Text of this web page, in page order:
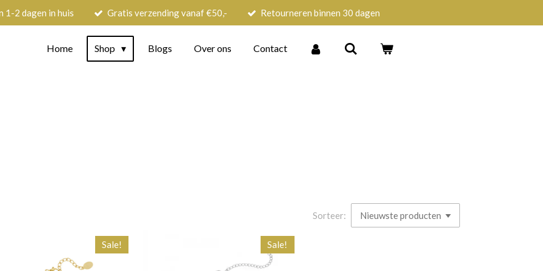
1-2 dagen in huis Gratis verzending vanaf €50,- Retourneren binnen 30 dagen
Home Shop Blogs Over ons Contact
Sorteer:
Sale! Sale!